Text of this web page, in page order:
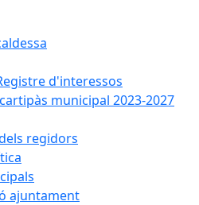
d'interessos
municipal 2023-2027
regidors
ajuntament